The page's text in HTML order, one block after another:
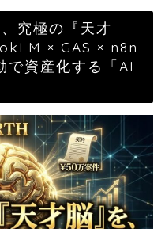
究極の『天才
× GAS × n8n
で資産化する「AI